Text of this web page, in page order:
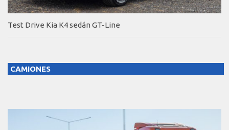
Test Drive Kia K4 sedán GT-Line
CAMIONES